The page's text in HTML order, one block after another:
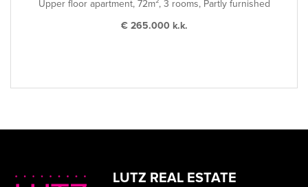
Upper floor apartment, 72m², 3 rooms, Partly furnished
€ 265.000 k.k.
LUTZ REAL ESTATE